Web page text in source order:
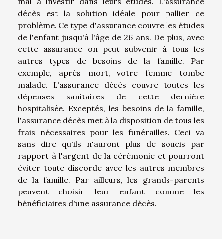
décès est la solution idéale pour pallier ce
problème. Ce type d'assurance couvre les études
de l'enfant jusqu'à l'âge de 26 ans. De plus, avec
cette assurance on peut subvenir à tous les
autres types de besoins de la famille. Par
exemple, après mort, votre femme tombe
malade. L'assurance décès couvre toutes les
dépenses sanitaires de cette dernière
hospitalisée. Exceptés, les besoins de la famille,
l'assurance décès met à la disposition de tous les
frais nécessaires pour les funérailles. Ceci va
sans dire qu'ils n'auront plus de soucis par
rapport à l'argent de la cérémonie et pourront
éviter toute discorde avec les autres membres
de la famille. Par ailleurs, les grands-parents
peuvent choisir leur enfant comme les
bénéficiaires d'une assurance décès.